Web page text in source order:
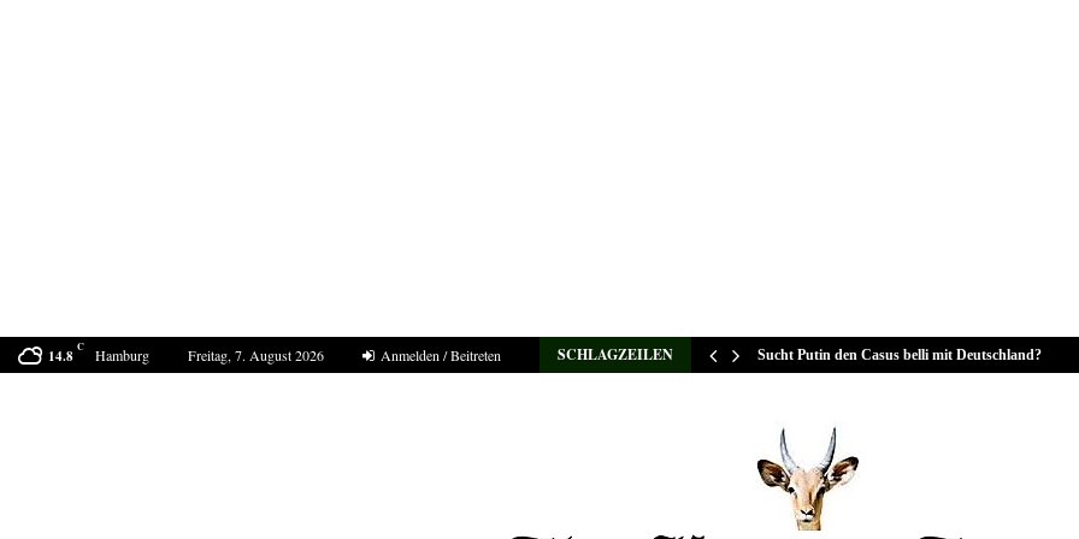
14.8 C Hamburg Freitag, 7. August 2026 Anmelden / Beitreten SCHLAGZEILEN
Der Sommer 2040 in Europa Sucht Putin den Casus belli mit Deutschland?